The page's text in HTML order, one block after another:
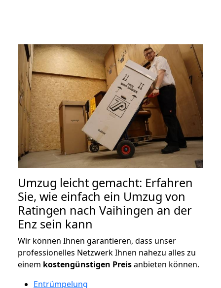
Umzug leicht gemacht: Erfahren
Sie, wie einfach ein Umzug von
Ratingen nach Vaihingen an der
Enz sein kann
Wir können Ihnen garantieren, dass unser
professionelles Netzwerk Ihnen nahezu alles zu
einem kostengünstigen Preisanbieten können.
Entrümpelung